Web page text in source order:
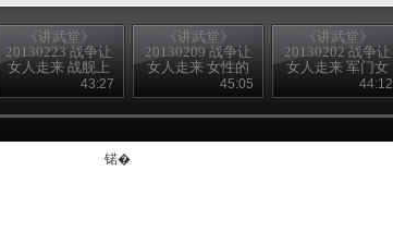
《讲武堂》
20130223 战争让
女人走来 战舰上
的女掌门43:27
《讲武堂》
20130209 战争让
女人走来 女性的
45:05
《讲武堂》
20130202 战争让
女人走来 军门女
44:12
锘�